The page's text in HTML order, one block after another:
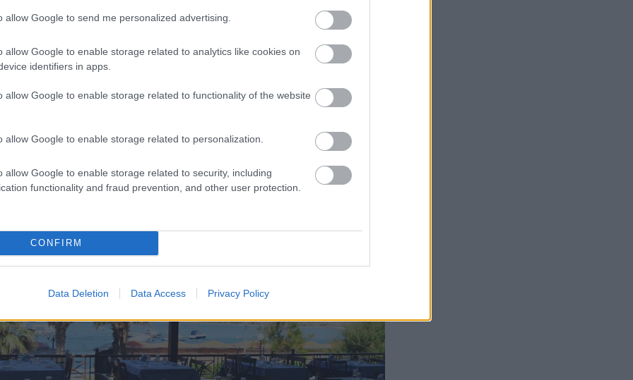
allow Google to send me personalized advertising.
allow Google to enable storage related to analytics like cookies on
identifiers in apps.
allow Google to enable storage related to functionality of the website
allow Google to enable storage related to personalization.
allow Google to enable storage related to security, including
functionality and fraud prevention, and other user protection.
CONFIRM
Data Deletion Data Access Privacy Policy
το Σαββατοκύριακο– και βάλε πλώρη για ένα από αυτά τα
σερβίρουν φρέσκο ψάρι και θαλασσινά πλάι στο κύμα, φτιάχνοντας
μισή ώρα από το σπίτι σου (οι άδειοι δρόμοι του Αυγούστου
Παλαιά Φώκαια